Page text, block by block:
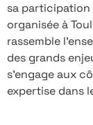
sa participation
organisée à
rassemble
des grands
s’engage aux
expertise dans